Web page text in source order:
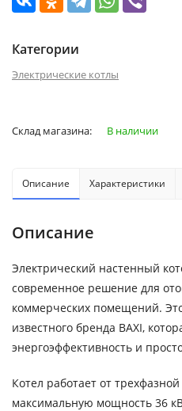
Категории
Электрические котлы
Склад магазина: В наличии
Описание Характеристики
Описание
Электрический настенный
современное решение для
коммерческих помещений.
известного бренда BAXI,
энергоэффективность и
Котел работает от
максимальную мощность 36